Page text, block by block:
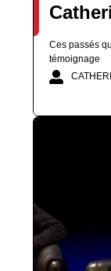
Ces passés
témoignage